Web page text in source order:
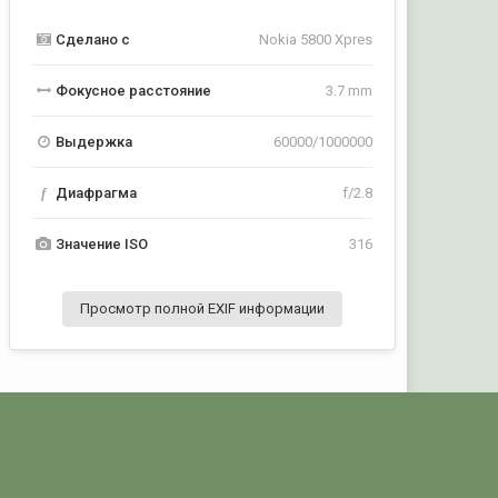
Сделано с Nokia 5800 Xpres
Фокусное расстояние 3.7 mm
Выдержка 60000/1000000
f Диафрагма f/2.8
Значение ISO 316
Просмотр полной EXIF информации